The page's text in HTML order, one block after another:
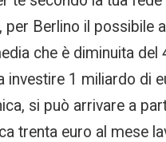
Berlino il
che è diminuita
1 miliardo di
si può arrivare a
trenta euro al mese